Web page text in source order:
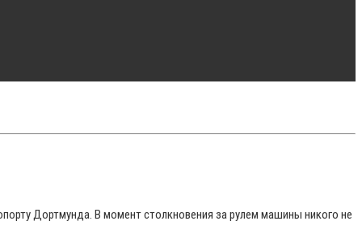
Дортмунда. В момент столкновения за рулем машины никого не